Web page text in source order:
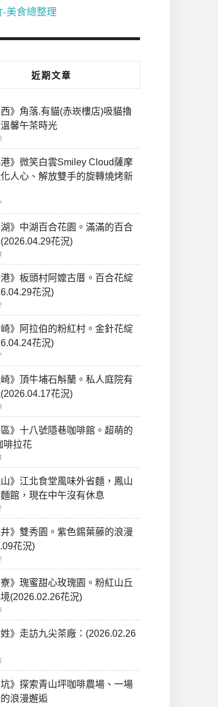
-美食總整理
近期文章
》角落.有貓(赤崁樓店)吸貓擼
馨午茶時光
》微笑白雲Smiley Cloud薩摩
人心、解放雙手的旋轉燒烤新
》中湖百合花園。滿滿的百合
花況)
》板頭村阿嬤古厝。百合花綻
花況)
》阿拉伯的粉紅村。金針花綻
花況)
》頂牛埔石斛蘭。私人庭院有
花況)
》十八號隱巷咖啡館。超萌的
啡拉花
》江北食堂風味外省麵，鳳山
館，現在中午沒有休息
》雙秀園。紫色錫葉藤的浪漫
花況)
》瑰蜜甜心玫瑰園。粉紅山丘
(2026.02.26花況)
》走訪九尖茶廠：(2026.02.26
》探索青山坪咖啡農場、一場
浪漫邂逅